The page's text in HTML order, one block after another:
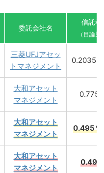
委託会社名
信託報
（目論見
三菱UFJアセッ
トマネジメント
0.2035
大和アセット
マネジメント
大和アセット
マネジメント
0.495％
大和アセット
マネジメント
0.495